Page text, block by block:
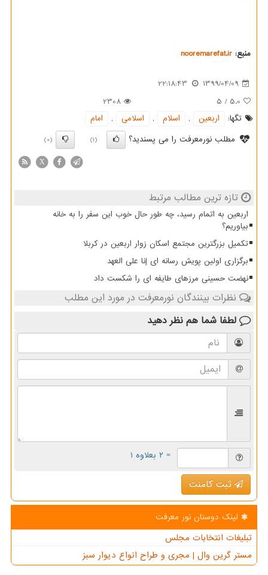
منبع: nooremarefat.ir
1399/04/09
22:18:43
5.0
/
5
2308
تگها:
اربعین , اسلام , اسلامی ,
امام
مطلب نورمعرفت را می پسندید؟
(1)
(0)
X
تازه ترین مطالب مرتبط
اربعین به اتمام رسید، چه طور حال خوب این سفر را به خانه
بیاوریم؟
تکمیل بزرگترین مجتمع اسکان زوار اربعین در کربلا
برگزاری اولین پویش رسانه ای إنا علی العهد
نهضت حسینی مرزهای طایفه ای را شکست داد
نظرات بینندگان نورمعرفت در مورد این مطلب
لطفا شما هم نظر دهید
= ۲ بعلاوه ۱
ثبت کامنت
لینک دوستان نور معرفت
تبلیغات انتخابات مجلس
مستر گرین وال | مجری و طراح انواع دیوار سبز